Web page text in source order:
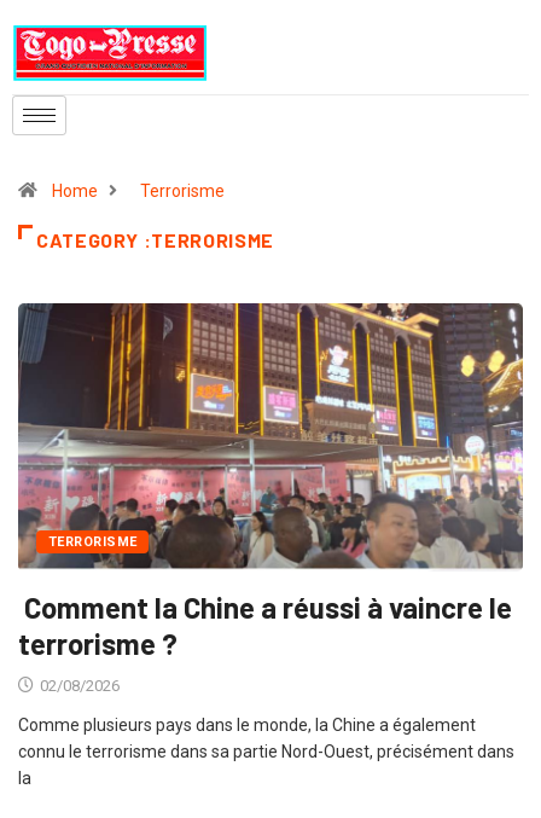
Home Terrorisme
CATEGORY :TERRORISME
TERRORISME
Comment la Chine a réussi à vaincre le
terrorisme ?
02/08/2026
Comme plusieurs pays dans le monde, la Chine a également
connu le terrorisme dans sa partie Nord-Ouest, précisément dans
la